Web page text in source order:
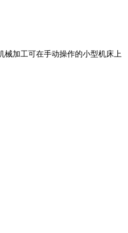
加工可在手动操作的小型机床上